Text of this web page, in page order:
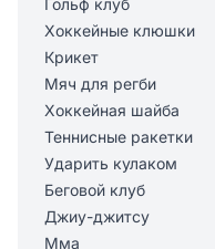
Гольф клуб
Хоккейные клюшки
Крикет
Мяч для регби
Хоккейная шайба
Теннисные ракетки
Ударить кулаком
Беговой клуб
Джиу-джитсу
Мма